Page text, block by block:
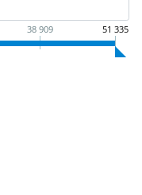
38 909 51 335